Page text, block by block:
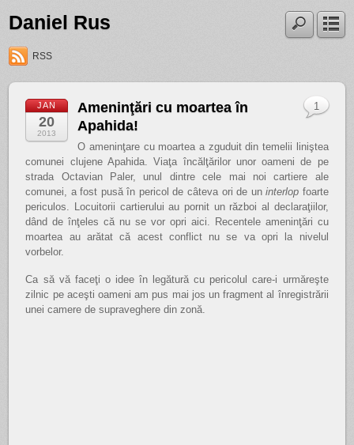
Daniel Rus
RSS
JAN
20
2013
Ameninţări cu moartea în
Apahida!
O ameninţare cu moartea a zguduit din temelii liniştea
comunei clujene Apahida. Viaţa încălţărilor unor oameni de pe
strada Octavian Paler, unul dintre cele mai noi cartiere ale
comunei, a fost pusă în pericol de câteva ori de uninterlop foarte
periculos. Locuitorii cartierului au pornit un război al declaraţiilor,
dând de înţeles că nu se vor opri aici. Recentele ameninţări cu
moartea au arătat că acest conflict nu se va opri la nivelul
vorbelor.
Ca să vă faceţi o idee în legătură cu pericolul care-i urmăreşte
zilnic pe aceşti oameni am pus mai jos un fragment al înregistrării
unei camere de supraveghere din zonă.
1